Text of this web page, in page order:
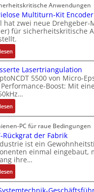
L
3
f
ü
r
s
i
c
h
e
r
e
E
n
t
w
i
c
k
o
b
o
t
,
3
M
i
l
l
i
o
n
e
n
A
r
b
e
i
t
s
k
r
u
t
o
m
a
t
i
o
n
e
x
p
a
n
d
i
e
r
t
f
t
r
a
g
s
e
i
n
g
a
n
g
i
m
M
a
s
c
h
Anwendungen
Multiturn-Kit Encoder
hat zwei neue Drehgeber-
für sicherheitskritische
:
B
a
t
t
e
r
i
e
l
o
s
e
M
u
Lasertriangulation
5500 von Micro-
Boost: Mit
:
V
e
r
b
e
s
s
e
r
PC für raue Bedingungen
Rückgrat der Fabrik
ist ein
einmal eingebaut,
ihre…
:
D
a